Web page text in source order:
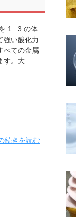
1 : 3 の体
強い酸化力
べての金属
す。大
続きを読む